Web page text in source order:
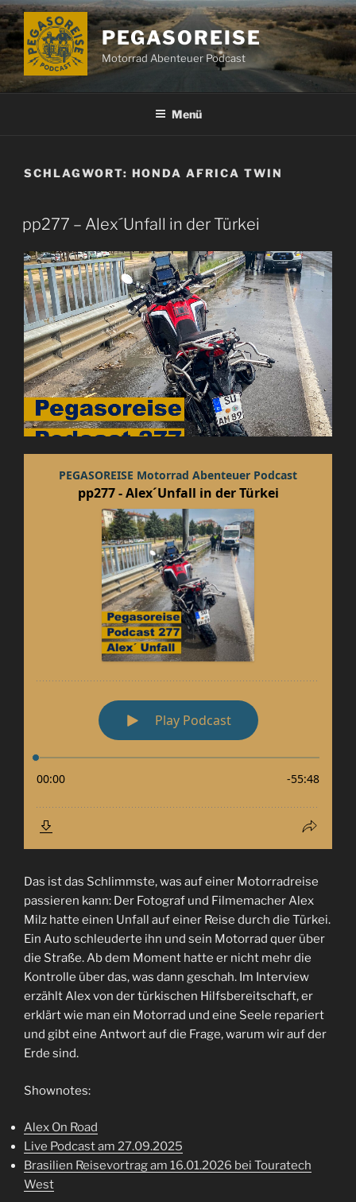
Zum
Inhalt
springen
PEGASOREISE
Motorrad Abenteuer Podcast
Menü
SCHLAGWORT: HONDA AFRICA TWIN
pp277 – Alex´Unfall in der Türkei
Das ist das Schlimmste, was auf einer Motorradreise
passieren kann: Der Fotograf und Filmemacher Alex
Milz hatte einen Unfall auf einer Reise durch die Türkei.
Ein Auto schleuderte ihn und sein Motorrad quer über
die Straße. Ab dem Moment hatte er nicht mehr die
Kontrolle über das, was dann geschah. Im Interview
erzählt Alex von der türkischen Hilfsbereitschaft, er
erklärt wie man ein Motorrad und eine Seele repariert
und gibt eine Antwort auf die Frage, warum wir auf der
Erde sind.
Shownotes:
Alex On Road
Live Podcast am 27.09.2025
Brasilien Reisevortrag am 16.01.2026 bei Touratech
West